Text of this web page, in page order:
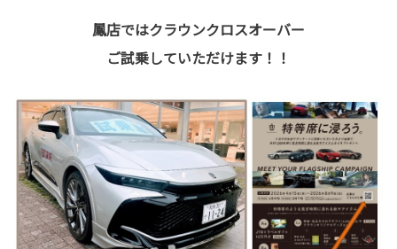
鳳店ではクラウンクロスオーバー
ご試乗していただけます！！